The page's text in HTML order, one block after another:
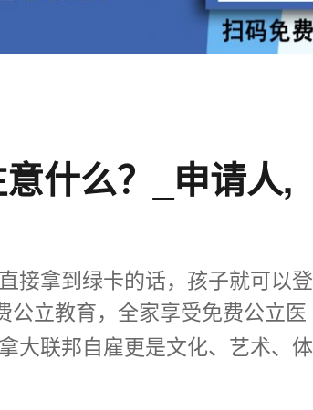
什么？_申请人,
接拿到绿卡的话，孩子就可以登
公立教育，全家享受免费公立医
大联邦自雇更是文化、艺术、体